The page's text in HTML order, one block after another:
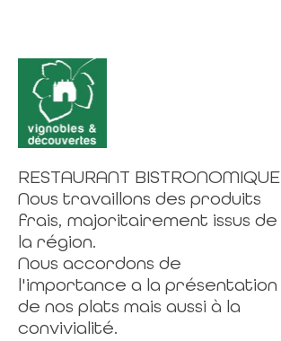
RESTAURANT BISTRONOMIQUE
Nous travaillons des produits
frais, majoritairement issus de
la région.
Nous accordons de
l'importance a la présentation
de nos plats mais aussi à la
convivialité.